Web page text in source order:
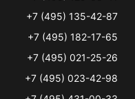
+7 (495) 135-42-87
+7 (495) 182-17-65
+7 (495) 021-25-26
+7 (495) 023-42-98